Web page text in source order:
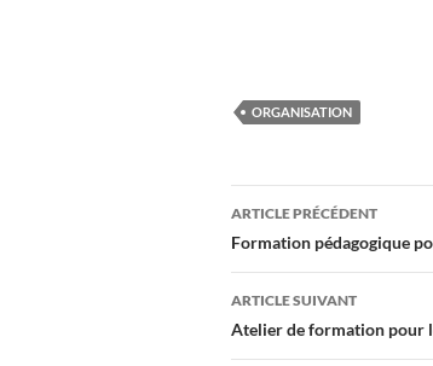
ORGANISATION
Navigation
des
articles
ARTICLE PRÉCÉDENT
Formation pédagogique
ARTICLE SUIVANT
Atelier de formation pour